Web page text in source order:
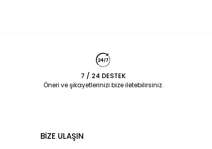
7 / 24 DESTEK
Öneri ve şikayetlerinizi bize iletebilirsiniz.
BİZE ULAŞIN